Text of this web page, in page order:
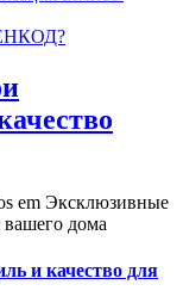
em Эксклюзивные
вашего дома
и качество для